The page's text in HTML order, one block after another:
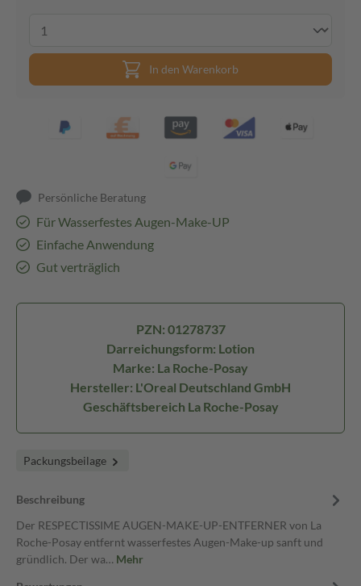
In den Warenkorb
Persönliche Beratung
Für Wasserfestes Augen-Make-UP
Einfache Anwendung
Gut verträglich
PZN: 01278737
Darreichungsform: Lotion
Marke: La Roche-Posay
Hersteller: L'Oreal Deutschland GmbH
Geschäftsbereich La Roche-Posay
Packungsbeilage
Beschreibung
Der RESPECTISSIME AUGEN-MAKE-UP-ENTFERNER von La
Roche-Posay entfernt wasserfestes Augen-Make-up sanft und
gründlich. Der wa… Mehr